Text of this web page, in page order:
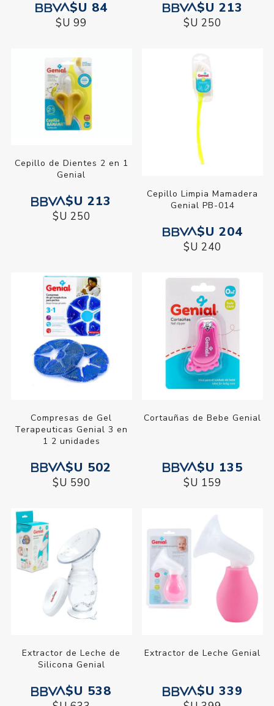
$U 84
$U 99
$U 213
$U 250
Cepillo de Dientes 2 en 1
Genial
$U 213
$U 250
Cepillo Limpia Mamadera
Genial PB-014
$U 204
$U 240
Compresas de Gel
Terapeuticas Genial 3 en
1 2 unidades
$U 502
$U 590
Cortauñas de Bebe Genial
$U 135
$U 159
Extractor de Leche de
Silicona Genial
$U 538
Extractor de Leche Genial
$U 339